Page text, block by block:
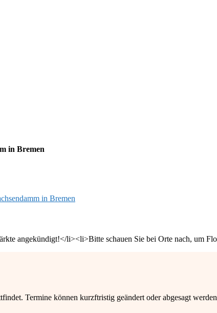
in Bremen
in Bremen
angekündigt!</li><li>Bitte schauen Sie bei Orte nach, um
Termine können kurzftristig geändert oder abgesagt